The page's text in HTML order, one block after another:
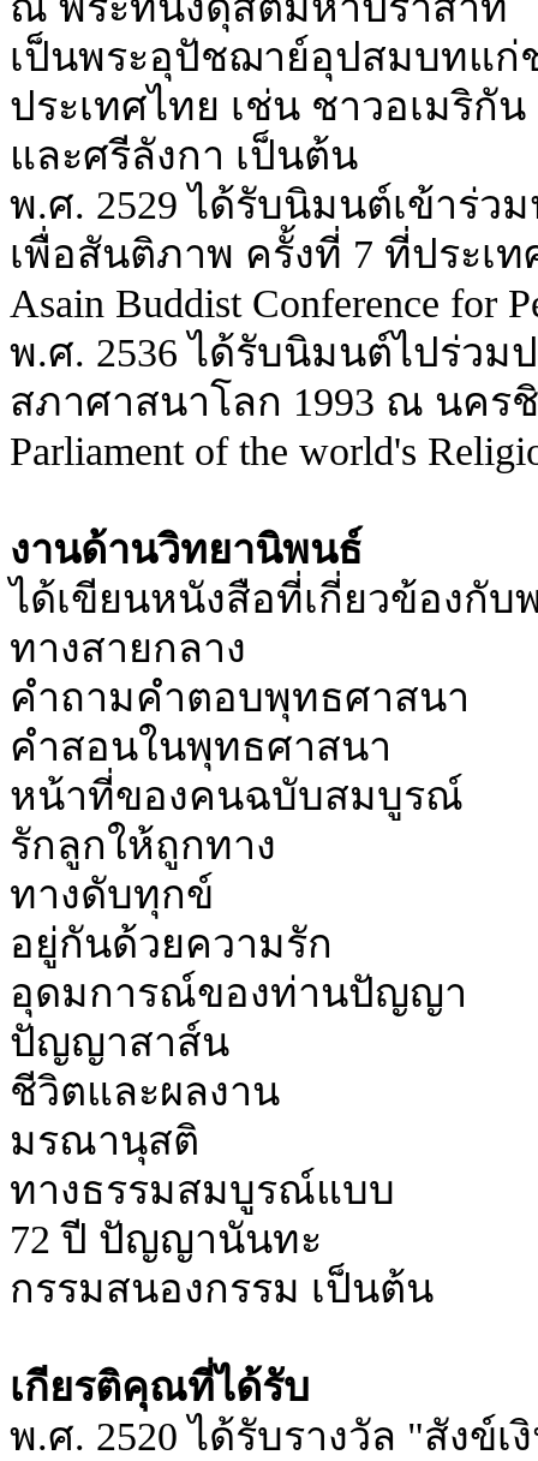
เป็นพระอุปัชฌาย์อุปสมบทแก่
ประเทศไทย เช่น ชาวอเมริกั
และศรีลังกา เป็นต้น
พ.ศ. 2529 ได้รับนิมนต์เข้าร่
เพื่อสันติภาพ ครั้งที่ 7 ที่ประเ
Asain Buddist Conference for
พ.ศ. 2536 ได้รับนิมนต์ไปร่วม
สภาศาสนาโลก 1993 ณ นครชิ
Parliament of the world's
งานด้านวิทยานิพนธ์
ได้เขียนหนังสือที่เกี่ยวข้องกั
ทางสายกลาง
คำถามคำตอบพุทธศาสนา
คำสอนในพุทธศาสนา
หน้าที่ของคนฉบับสมบูรณ์
รักลูกให้ถูกทาง
ทางดับทุกข์
อยู่กันด้วยความรัก
อุดมการณ์ของท่านปัญญา
ปัญญาสาส์น
ชีวิตและผลงาน
มรณานุสติ
ทางธรรมสมบูรณ์แบบ
72 ปี ปัญญานันทะ
กรรมสนองกรรม เป็นต้น
เกียรติคุณที่ได้รับ
พ.ศ. 2520 ได้รับรางวัล "สังข์